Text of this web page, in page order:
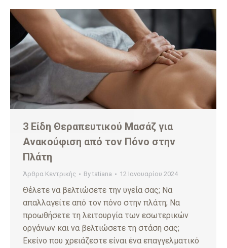
3 Είδη Θεραπευτικού Μασάζ για
Ανακούφιση από τον Πόνο στην
Πλάτη
Άρθρα Κεντρικής Bytatiana 12 Ιανουαρίου 2024
Θέλετε να βελτιώσετε την υγεία σας; Να
απαλλαγείτε από τον πόνο στην πλάτη; Να
προωθήσετε τη λειτουργία των εσωτερικών
οργάνων και να βελτιώσετε τη στάση σας;
Εκείνο που χρειάζεστε είναι ένα επαγγελματικό